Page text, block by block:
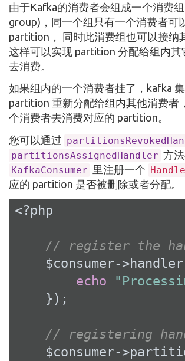
由于Kafka的消费者会组成一个消费
group)，同一个组只有一个消费者可
partition， 同时此消费组也可以接纳
这样可以实现 partition 分配给组内其
去消费。
如果组内的一个消费者挂了，kafka
partition 重新分配给组内其他消费者
个消费者去消费对应的 partition。
您可以通过
partitionsAssignedHandler 方
KafkaConsumer 里注册一个
应的 partition 是否被删除或者分配。
<?php
// register the
$consumer-
echo
    });
// registering
$consumer-